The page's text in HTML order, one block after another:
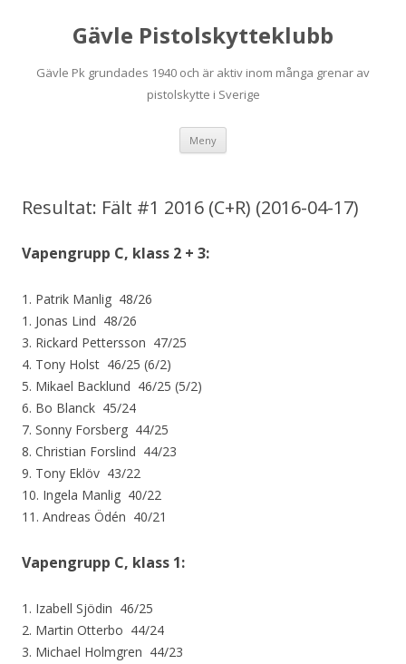
Gävle Pistolskytteklubb
Gävle Pk grundades 1940 och är aktiv inom många grenar av
pistolskytte i Sverige
Meny
Resultat: Fält #1 2016 (C+R) (2016-04-17)
Vapengrupp C, klass 2 + 3:
1. Patrik Manlig 48/26
1. Jonas Lind 48/26
3. Rickard Pettersson 47/25
4. Tony Holst 46/25 (6/2)
5. Mikael Backlund 46/25 (5/2)
6. Bo Blanck 45/24
7. Sonny Forsberg 44/25
8. Christian Forslind 44/23
9. Tony Eklöv 43/22
10. Ingela Manlig 40/22
11. Andreas Ödén 40/21
Vapengrupp C, klass 1:
1. Izabell Sjödin 46/25
2. Martin Otterbo 44/24
3. Michael Holmgren 44/23